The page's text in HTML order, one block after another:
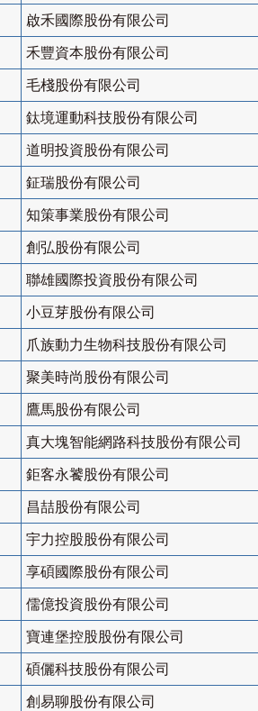
啟禾國際股份有限公司
禾豐資本股份有限公司
毛棧股份有限公司
鈦境運動科技股份有限公司
道明投資股份有限公司
鉦瑞股份有限公司
知策事業股份有限公司
創弘股份有限公司
聯雄國際投資股份有限公司
小豆芽股份有限公司
爪族動力生物科技股份有限公司
聚美時尚股份有限公司
鷹馬股份有限公司
真大塊智能網路科技股份有限公司
鉅客永饕股份有限公司
昌喆股份有限公司
宇力控股股份有限公司
享碩國際股份有限公司
儒億投資股份有限公司
寶連堡控股股份有限公司
碩儷科技股份有限公司
創易聊股份有限公司